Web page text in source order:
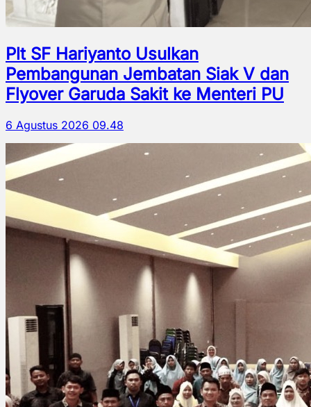
Plt SF Hariyanto Usulkan
Pembangunan Jembatan Siak V dan
Flyover Garuda Sakit ke Menteri PU
6 Agustus 2026 09.48